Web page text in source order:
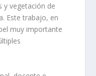
y vegetación de
Este trabajo, en
muy importante